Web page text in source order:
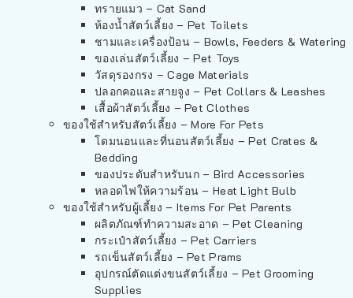
ทรายแมว – Cat Sand
ห้องน้ำสัตว์เลี้ยง – Pet Toilets
ชามและเครื่องป้อน – Bowls, Feeders & Watering
ของเล่นสัตว์เลี้ยง – Pet Toys
วัสดุรองกรง – Cage Materials
ปลอกคอและสายจูง – Pet Collars & Leashes
เสื้อผ้าสัตว์เลี้ยง – Pet Clothes
ของใช้สำหรับสัตว์เลี้ยง – More For Pets
โดมนอนและที่นอนสัตว์เลี้ยง – Pet Crates &
Bedding
ของประดับสำหรับนก – Bird Accessories
หลอดไฟให้ความร้อน – Heat Light Bulb
ของใช้สำหรับผู้เลี้ยง – Items For Pet Parents
ผลิตภัณฑ์ทำความสะอาด – Pet Cleaning
กระเป๋าสัตว์เลี้ยง – Pet Carriers
รถเข็นสัตว์เลี้ยง – Pet Prams
อุปกรณ์ตัดแต่งขนสัตว์เลี้ยง – Pet Grooming
Supplies